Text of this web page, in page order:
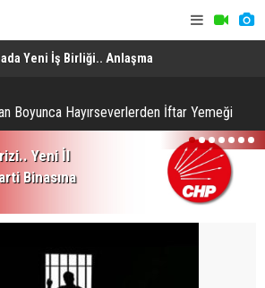
Yeni İş Birliği.. Anlaşma
Zirvede İmzalandı!
Boyunca Hayırseverlerden İftar Yemeği
Yeni İl
Binasına
1 2 3 4 5 6 7